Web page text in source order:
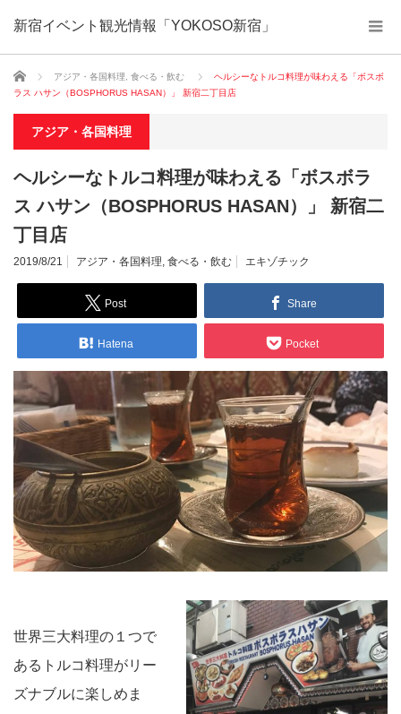
新宿イベント観光情報「YOKOSO新宿」
ホーム アジア・各国料理 食べる・飲む
ヘルシーなトルコ料理が味わえる「ボスボ
ラス ハサン（BOSPHORUS HASAN）」 新宿二丁目店
アジア・各国料理
ヘルシーなトルコ料理が味わえる「ボスボラ
ス ハサン（BOSPHORUS HASAN）」 新宿二
丁目店
2019/8/21 アジア・各国料理, 食べる・飲む エキゾチック
Post Share
Hatena Pocket
世界三大料理の１つで
あるトルコ料理がリー
ズナブルに楽しめま